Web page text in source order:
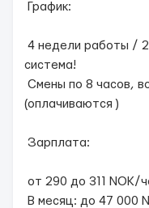
График:
4 недели работы /
система!
Смены по 8 часов,
(оплачиваются )
Зарплата:
от 290 до 311 NOK/
В месяц: до 47 000